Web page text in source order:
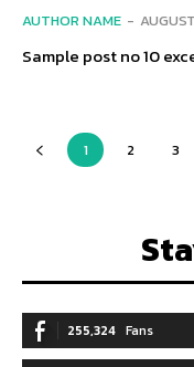
AUTHOR NAME -
Sample post no 10
1 2 3
255,324 Fans